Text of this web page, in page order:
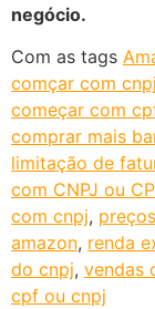
negócio.
Com as tags
comçar com cnpj
começar com
comprar mais
limitação de
com CNPJ ou
com cnpj,
amazon, renda
do cnpj, vendas
cpf ou cnpj